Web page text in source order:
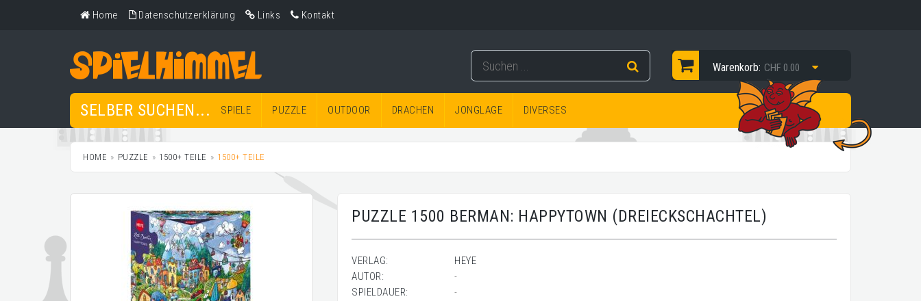
Home Datenschutzerklärung Links Kontakt
Warenkorb: CHF 0.00
SELBER SUCHEN... SPIELE PUZZLE OUTDOOR DRACHEN JONGLAGE DIVERSES
HOME PUZZLE 1500+ TEILE 1500+ TEILE
PUZZLE 1500 BERMAN: HAPPYTOWN (DREIECKSCHACHTEL)
VERLAG:
HEYE
AUTOR:
-
SPIELDAUER:
-